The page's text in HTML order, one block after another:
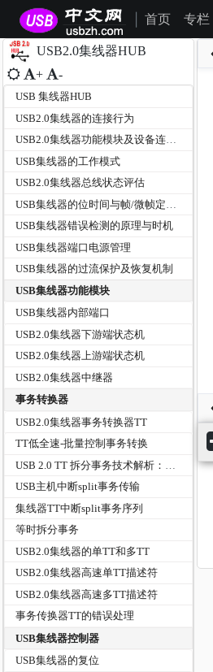
首页 专栏
USB2.0集线器HUB
+ -
USB 集线器HUB
USB2.0集线器的连接行为
USB2.0集线器功能模块及设备连接路由
USB集线器的工作模式
USB2.0集线器总线状态评估
USB集线器错误检测的原理与时机
USB集线器端口电源管理
USB集线器的过流保护及恢复机制
USB集线器功能模块
USB集线器内部端口
USB2.0集线器下游端状态机
USB2.0集线器上游端状态机
USB2.0集线器中继器
事务转换器
USB2.0集线器事务转换器TT
TT低全速-批量控制事务转换
USB主机中断split事务传输
集线器TT中断split事务序列
等时拆分事务
USB2.0集线器的单TT和多TT
USB2.0集线器高速单TT描述符
USB2.0集线器高速多TT描述符
事务传换器TT的错误处理
USB集线器控制器
USB集线器的复位